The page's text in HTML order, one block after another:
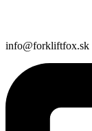
info@forkliftfox.sk